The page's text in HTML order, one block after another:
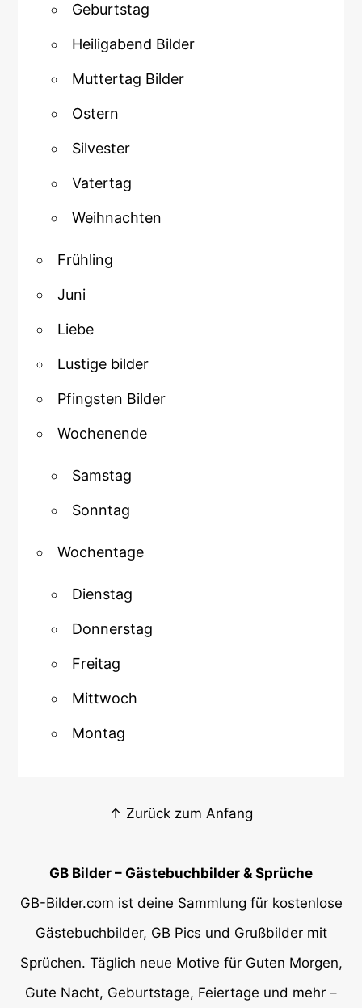
Geburtstag
Heiligabend Bilder
Muttertag Bilder
Ostern
Silvester
Vatertag
Weihnachten
Frühling
Juni
Liebe
Lustige bilder
Pfingsten Bilder
Wochenende
Samstag
Sonntag
Wochentage
Dienstag
Donnerstag
Freitag
Mittwoch
Montag
↑ Zurück zum Anfang
GB Bilder – Gästebuchbilder & Sprüche
GB-Bilder.com ist deine Sammlung für kostenlose
Gästebuchbilder, GB Pics und Grußbilder mit
Sprüchen. Täglich neue Motive für Guten Morgen,
Gute Nacht, Geburtstage, Feiertage und mehr –